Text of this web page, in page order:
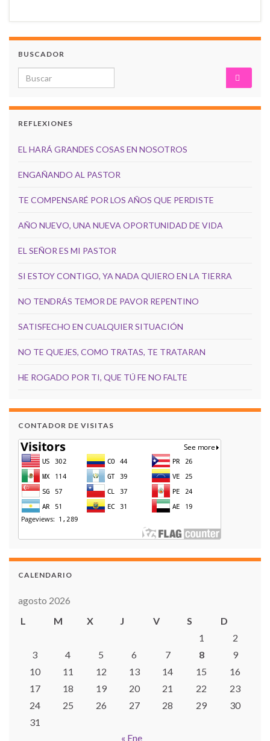
BUSCADOR
Search for:
REFLEXIONES
EL HARÁ GRANDES COSAS EN NOSOTROS
ENGAÑANDO AL PASTOR
TE COMPENSARÉ POR LOS AÑOS QUE PERDISTE
AÑO NUEVO, UNA NUEVA OPORTUNIDAD DE VIDA
EL SEÑOR ES MI PASTOR
SI ESTOY CONTIGO, YA NADA QUIERO EN LA TIERRA
NO TENDRÁS TEMOR DE PAVOR REPENTINO
SATISFECHO EN CUALQUIER SITUACIÓN
NO TE QUEJES, COMO TRATAS, TE TRATARAN
HE ROGADO POR TI, QUE TÚ FE NO FALTE
CONTADOR DE VISITAS
CALENDARIO
agosto 2026
L
M X J V S
D
1
2
3
4 5 6 7 8
9
10
11 12 13 14 15
16
17
18 19 20 21 22
23
24
25 26 27 28 29
30
31
« Ene